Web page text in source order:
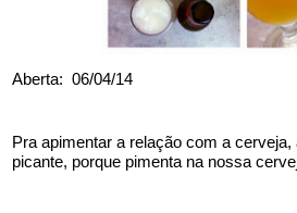
Aberta:  06/04/14
Pra apimentar a relação com a
picante, porque pimenta na nossa